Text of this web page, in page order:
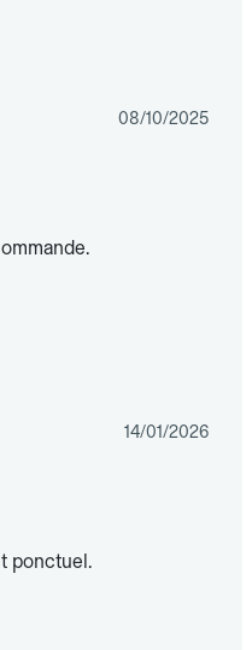
08/10/2025
14/01/2026
ponctuel.